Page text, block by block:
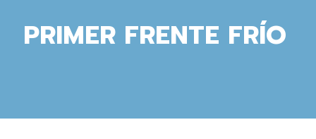
PRIMER FRENTE FRÍO